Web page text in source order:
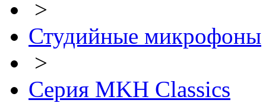
>
Студийные микрофоны
>
Серия MKH Classics